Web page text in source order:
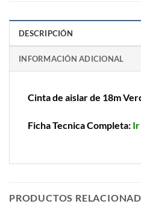
DESCRIPCIÓN
INFORMACIÓN ADICIONAL
Cinta de aislar de 18m
Ficha Tecnica Completa: Ir
PRODUCTOS